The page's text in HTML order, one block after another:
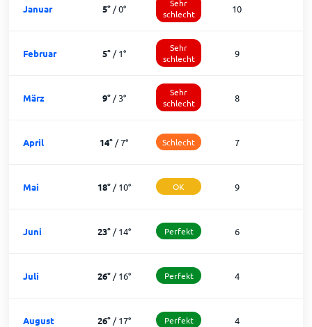
Januar 5°/0°
Sehr
schlecht
10
Februar 5°/1°
Sehr
schlecht
9
März 9°/3°
Sehr
schlecht
8
April 14° /7° Schlecht 7
Mai 18°/10° OK 9
Juni 23°/14° Perfekt 6
Juli 26°/16° Perfekt 4
August 26°/17° Perfekt 4